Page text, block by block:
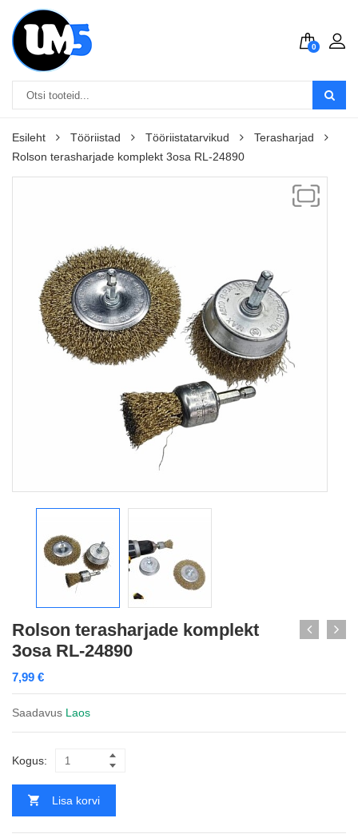
0
Esileht Tööriistad Tööriistatarvikud
Terasharjad
Rolson terasharjade komplekt 3osa RL-24890
Rolson terasharjade komplekt
3osa RL-24890
7,99 €
Saadavus Laos
Kogus:
Lisa korvi